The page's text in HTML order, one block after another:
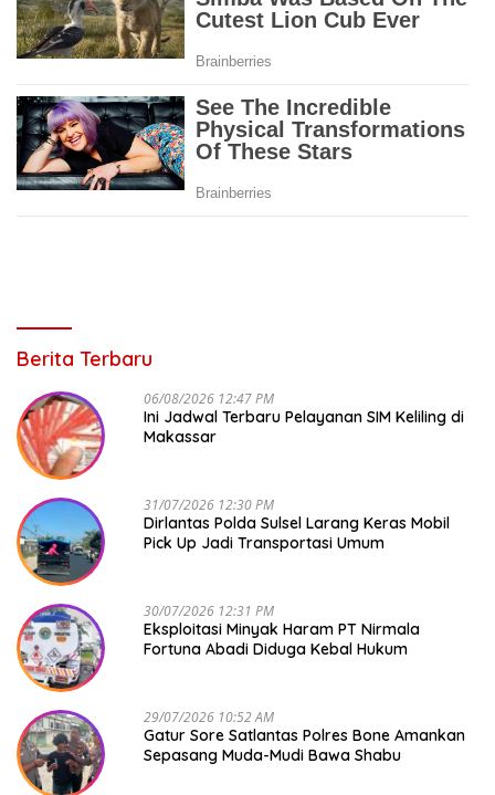
Berita Terbaru
06/08/2026 12:47 PM
Ini Jadwal Terbaru Pelayanan SIM Keliling di
Makassar
31/07/2026 12:30 PM
Dirlantas Polda Sulsel Larang Keras Mobil
Pick Up Jadi Transportasi Umum
30/07/2026 12:31 PM
Eksploitasi Minyak Haram PT Nirmala
Fortuna Abadi Diduga Kebal Hukum
29/07/2026 10:52 AM
Gatur Sore Satlantas Polres Bone Amankan
Sepasang Muda-Mudi Bawa Shabu